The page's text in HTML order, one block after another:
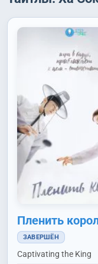
Пленить
ЗАВЕРШЁН
Captivating the King